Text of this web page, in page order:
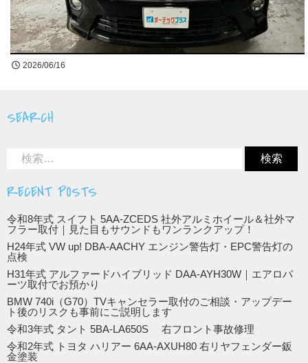
2026/06/16
SEARCH
RECENT POSTS
令和8年式 スイフト 5AA-ZCEDS 社外アルミホイール＆社外マ
フラー取付｜見た目もサウンドもワンランクアップ！
H24年式 VW up! DBA-AACHY エンジン警告灯・EPC警告灯の
点検
H31年式 アルファードハイブリッド DAA-AYH30W｜エアロパ
ーツ取付でお預かり
BMW 740i（G70）TVキャンセラー取付のご相談・アップデー
ト後のリスクも事前にご説明します
令和3年式 タント 5BA-LA650S 右フロント事故修理
令和2年式 トヨタ ハリアー 6AA-AXUH80 右リヤフェンダー鈑
金塗装